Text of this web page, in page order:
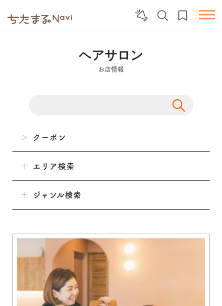
ヘアサロン
お店情報
クーポン
エリア検索
東海市
大府市
阿久比町
常滑市
半田市
ジャンル検索
美容・健康
ショップ